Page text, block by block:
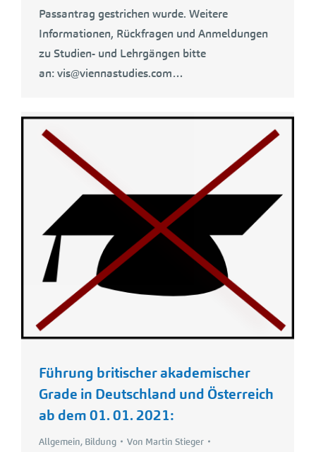
Passantrag gestrichen wurde. Weitere
Informationen, Rückfragen und Anmeldungen
zu Studien- und Lehrgängen bitte
an: vis@viennastudies.com…
Führung britischer akademischer
Grade in Deutschland und Österreich
ab dem 01. 01. 2021:
Allgemein, Bildung Von Martin Stieger